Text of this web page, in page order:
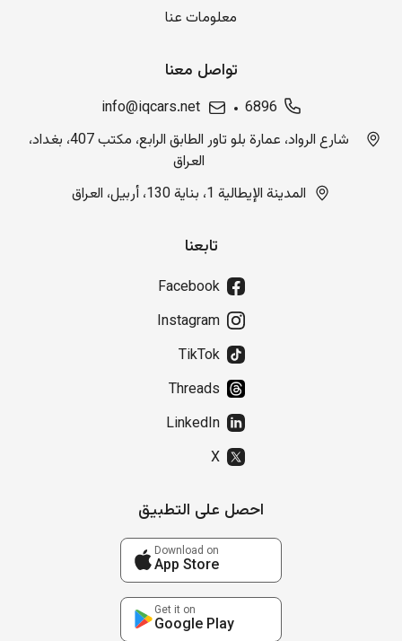
معلومات عنا
تواصل معنا
6896
info@iqcars.net
شارع الرواد، عمارة بلو تاور الطابق الرابع، مكتب 407، بغداد،
العراق
المدينة الإيطالية 1، بناية 130، أربيل، العراق
تابعنا
Facebook
Instagram
TikTok
Threads
LinkedIn
X
احصل على التطبيق
Download on
App Store
Get it on
Google Play